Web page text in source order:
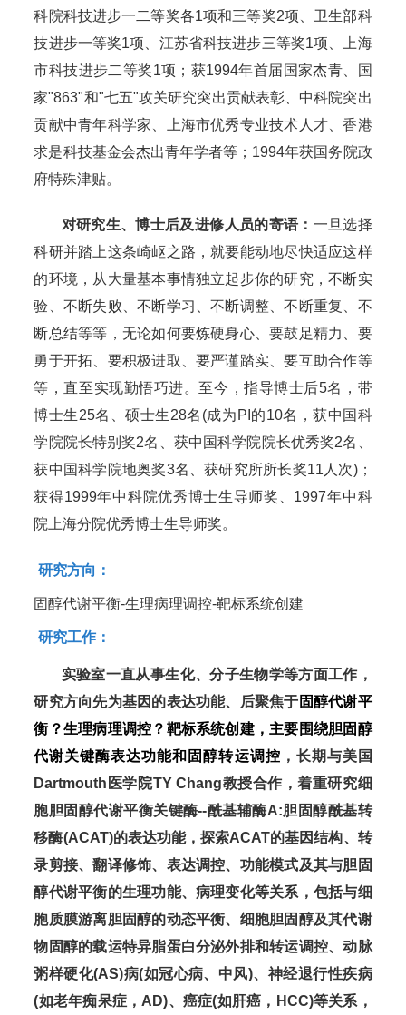
科院科技进步一二等奖各1项和三等奖2项、卫生部科
技进步一等奖1项、江苏省科技进步三等奖1项、上海
市科技进步二等奖1项；获1994年首届国家杰青、国
家"863"和"七五"攻关研究突出贡献表彰、中科院突出
贡献中青年科学家、上海市优秀专业技术人才、香港
求是科技基金会杰出青年学者等；1994年获国务院政
府特殊津贴。
对研究生、博士后及进修人员的寄语： 一旦选择
科研并踏上这条崎岖之路，就要能动地尽快适应这样
的环境，从大量基本事情独立起步你的研究，不断实
验、不断失败、不断学习、不断调整、不断重复、不
断总结等等，无论如何要炼硬身心、要鼓足精力、要
勇于开拓、要积极进取、要严谨踏实、要互助合作等
等，直至实现勤悟巧进。至今，指导博士后5名，带
博士生25名、硕士生28名(成为PI的10名，获中国科
学院院长特别奖2名、获中国科学院院长优秀奖2名、
获中国科学院地奥奖3名、获研究所所长奖11人次)；
获得1999年中科院优秀博士生导师奖、1997年中科
院上海分院优秀博士生导师奖。
研究方向：
固醇代谢平衡-生理病理调控-靶标系统创建
研究工作：
实验室一直从事生化、分子生物学等方面工作，
研究方向先为基因的表达功能、后聚焦于 固醇代谢平
衡？生理病理调控？靶标系统创建，主要围绕胆固醇
代谢关键酶表达功能和固醇转运调控 ，长期与美国
Dartmouth医学院TY Chang教授合作，着重研究细
胞胆固醇代谢平衡关键酶--酰基辅酶A:胆固醇酰基转
移酶(ACAT)的表达功能，探索ACAT的基因结构、转
录剪接、翻译修饰、表达调控、功能模式及其与胆固
醇代谢平衡的生理功能、病理变化等关系，包括与细
胞质膜游离胆固醇的动态平衡、细胞胆固醇及其代谢
物固醇的载运特异脂蛋白分泌外排和转运调控、动脉
粥样硬化(AS)病(如冠心病、中风)、神经退行性疾病
(如老年痴呆症，AD)、癌症(如肝癌，HCC)等关系，